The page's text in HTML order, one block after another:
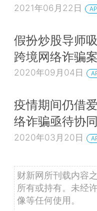
2021年06月22日
假扮炒股导师
跨境网络诈骗
2020年09月04日
疫情期间仍借
络诈骗亟待协
2020年03月20日
财新网所刊载内容
所有或持有。未经
像等任何使用。